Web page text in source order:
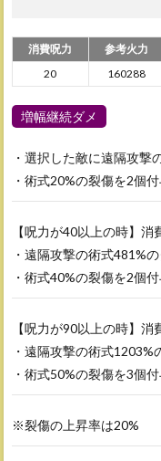
消費呪力 参考火力
20
160288
増幅継続ダメ
・選択した敵に遠隔攻撃
・術式20%の裂傷を2個
【呪力が40以上の時】消
・遠隔攻撃の術式481%
・術式40%の裂傷を2個
【呪力が90以上の時】消
・遠隔攻撃の術式1203%
・術式50%の裂傷を3個
※裂傷の上昇率は20%